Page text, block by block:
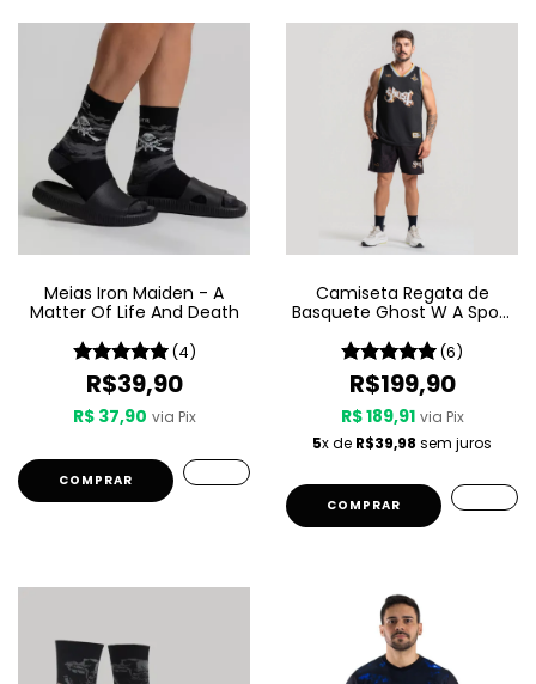
Meias Iron Maiden - A
Matter Of Life And Death
(4)
R$39,90
R$ 37,90 via Pix
COMPRAR
Camiseta Regata de
Basquete Ghost W A Sport
(6)
R$199,90
R$ 189,91 via Pix
5x de R$39,98 sem juros
COMPRAR